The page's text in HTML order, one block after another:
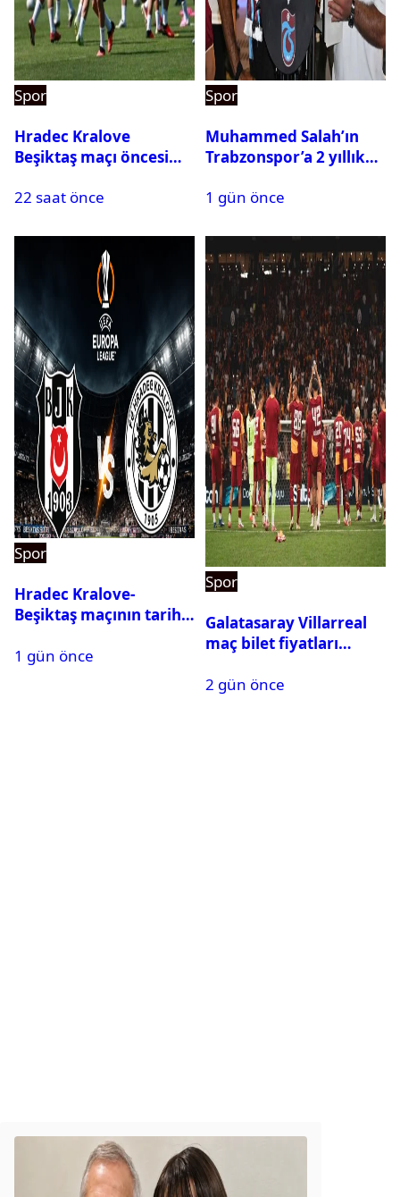
Spor
Hradec Kralove
Beşiktaş maçı öncesi
Siyah-Beyazlıların 11’i
22 saat önce
Spor
Muhammed Salah’ın
Trabzonspor’a 2 yıllık
1 gün önce
Spor
Hradec Kralove-
Beşiktaş maçının tarihi
1 gün önce
Spor
Galatasaray Villarreal
maç bilet fiyatları
2 gün önce